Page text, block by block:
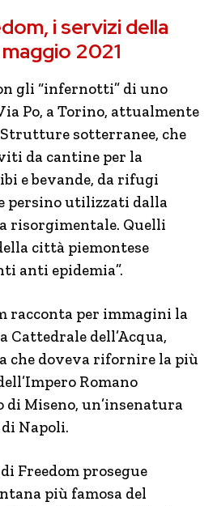
i servizi della
2021
gli “infernotti” di uno
Po, a Torino, attualmente
sotterranee, che
da cantine per la
e bevande, da rifugi
persino utilizzati dalla
risorgimentale. Quelli
città piemontese
anti epidemia”.
racconta per immagini la
Cattedrale dell’Acqua,
che doveva rifornire la più
Romano
Miseno, un’insenatura
Napoli.
Freedom prosegue
più famosa del